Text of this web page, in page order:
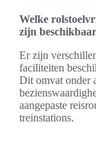
Welke
zijn
Er zijn
faciliteiten
Dit omvat onder
aangepaste
treinstations.